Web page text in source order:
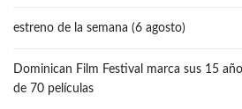
estreno de la semana (6 agosto)
Dominican Film Festival marca sus 15
de 70 películas